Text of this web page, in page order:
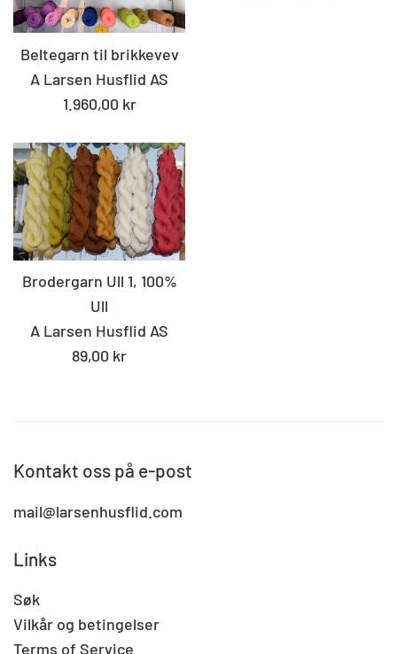
Beltegarn til brikkevev
A Larsen Husflid AS
Standard
1.960,00 kr
Brodergarn Ull 1, 100%
Ull
A Larsen Husflid AS
Standard
89,00 kr
Kontakt oss på e-post
mail@larsenhusflid.com
Links
Søk
Vilkår og betingelser
Terms of Service